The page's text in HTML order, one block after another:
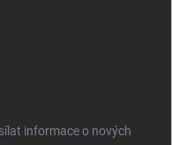
informace o nových